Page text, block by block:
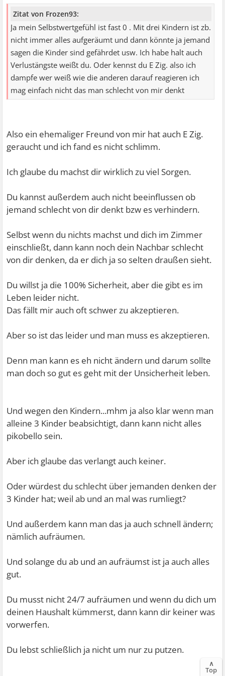
Darum überdenke mal deine Lebensweise und frage dich
ob es wirklich so hilfreich ist, sich zu fragen ob man ein
guter Mensch ist.
Wäre es da nicht besser was gutes im Leben zu tun und
am Ende des Lebens zurück zu schauen und sagen zu
können ,,Ich habe was erlebt/erreicht." ?
Dann erfüll dir den Wunsch.
So also alles in allem wollte ich sagen, dass du deine
Lebensweise hinterfragen solltest und deinen Alltag
anstatt mit vielen Fragen zu füllen mit Handlungen füllen
Puhh der Text ist wohl ganz schön lang geworden .
Das ist wohl auch definitiv eine Schwäche von mir, also
das ich es manchmal nicht schaffe auf den Punkt zu
kommen .
Achso: Falls mein Text manchmal wie ein Vorwurf oder so
klingen sollte oder Besserwisserisch hoffe ich das du es
trotzdem nicht so aufnimmst.
Denn so sollte es definitiv nicht wirken, denn für
Vorwürfe gibt es keinen Grund.
Du tust mir eher leid (im Positiven).
Denn ich weiß ja wie es sich anfühlt sein Leben mit
dämlichen Gedanken zu versauen und zu verschwenden.
Oft frage ich mich wie ich wohl ohne meine Krankheit
wäre, denn ich habe viele Träume denen ich bisher nie
nachgegangen bin.
Da meine Probleme mich von vielen Dingen abhalten.
Ich glaube ich könnte heute schon sehr viel weiter sein als
ich es bin...
Also wie gesagt ich weiß wie es ist und ich kann meinen
Aber ich schwöre dir ich kämpfe dafür und arbeite daran.
Ich glaube dein Selbstwertgefühl ist nicht so das beste
kann das sein?
Denn ich frage mich wieso du gleich davon ausgehst, das
der andere was auszusetzen hat?
Du kannst zu Hause sitzen und dir denken ,,Was wäre
wenn...'' oder aber du versuchst es.
Denn mehr als versuchen kann man nicht und dann
Wenn du aber nichts versuchst, dann verlierst du
was du denkst was andere an dir auszusetzen haben
könnten?
perfekt.
Doch eine Beziehung macht ja auch aus das man sich
gegenseitig unterstützen und auch die Fehler akzeptiert.
andere weniger.
Und auf jeden Topf passt auch ein Deckel.
Man muss nur den Mut haben danach zu suchen.
Zitat von Frozen93:
Ja mein Selbstwertgefühl ist fast 0 . Mit drei Kindern ist zb.
nicht immer alles aufgeräumt und dann könnte ja jemand
sagen die Kinder sind gefährdet usw. Ich habe halt auch
Verlustängste weißt du. Oder kennst du E Zig. also ich
dampfe wer weiß wie die anderen darauf reagieren ich
mag einfach nicht das man schlecht von mir denkt
Also ein ehemaliger Freund von mir hat auch E Zig.
geraucht und ich fand es nicht schlimm.
Ich glaube du machst dir wirklich zu viel Sorgen.
Du kannst außerdem auch nicht beeinflussen ob
jemand schlecht von dir denkt bzw es verhindern.
Selbst wenn du nichts machst und dich im Zimmer
einschließt, dann kann noch dein Nachbar schlecht
von dir denken, da er dich ja so selten draußen sieht.
Du willst ja die 100% Sicherheit, aber die gibt es im
Leben leider nicht.
Das fällt mir auch oft schwer zu akzeptieren.
Aber so ist das leider und man muss es akzeptieren.
Denn man kann es eh nicht ändern und darum sollte
man doch so gut es geht mit der Unsicherheit leben.
Und wegen den Kindern...mhm ja also klar wenn man
alleine 3 Kinder beabsichtigt, dann kann nicht alles
pikobello sein.
Aber ich glaube das verlangt auch keiner.
Oder würdest du schlecht über jemanden denken der
3 Kinder hat; weil ab und an mal was rumliegt?
Und außerdem kann man das ja auch schnell ändern;
nämlich aufräumen.
Und solange du ab und an aufräumst ist ja auch alles
gut.
Du musst nicht 24/7 aufräumen und wenn du dich um
deinen Haushalt kümmerst, dann kann dir keiner was
vorwerfen.
Du lebst schließlich ja nicht um nur zu putzen.
∧
Top